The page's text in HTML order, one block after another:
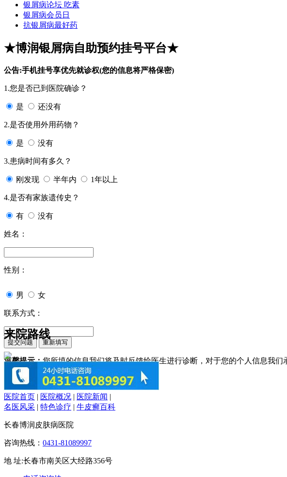
银屑病论坛 吃素
银屑病会员日
抗银屑病最好药
★博润银屑病自助预约挂号平台★
公告:手机挂号享优先就诊权(您的信息将严格保密)
1.您是否已到医院确诊？
是 还没有
2.是否使用外用药物？
是 没有
3.患病时间有多久？
刚发现 半年内 1年以上
4.是否有家族遗传史？
有 没有
姓名：
性别：
男 女
联系方式：
温馨提示：您所填的信息我们将及时反馈给医生进行诊断，对于您的个人信息我们
来院路线
医院首页 | 医院概况 | 医院新闻 |
名医风采 | 特色诊疗 | 牛皮癣百科
长春博润皮肤病医院
咨询热线： 0431-81089997
地 址:长春市南关区大经路356号